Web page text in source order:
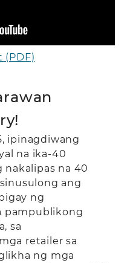
(PDF)
ipinagdiwang
na ika-40
nakalipas na 40
ang
ng
pampublikong
sa
retailer sa
ng mga